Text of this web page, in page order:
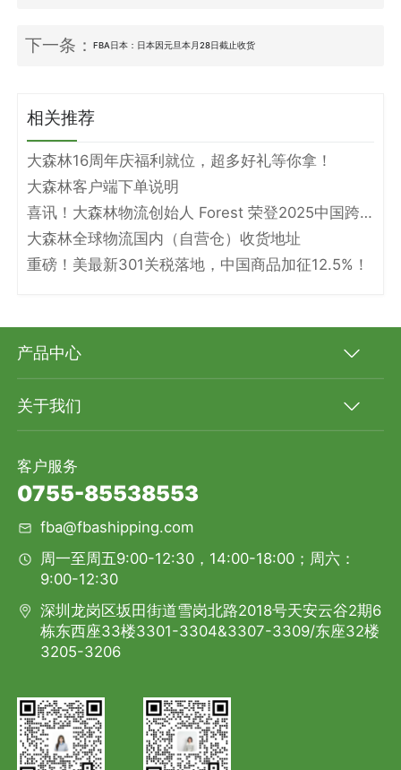
下一条：FBA日本：日本因元旦本月28日截止收货
相关推荐
大森林16周年庆福利就位，超多好礼等你拿！
大森林客户端下单说明
喜讯！大森林物流创始人 Forest 荣登2025中国跨境电商物流名人堂！
大森林全球物流国内（自营仓）收货地址
重磅！美最新301关税落地，中国商品加征12.5%！
产品中心
关于我们
客户服务
0755-85538553
fba@fbashipping.com
周一至周五9:00-12:30，14:00-18:00；周六：
9:00-12:30
深圳龙岗区坂田街道雪岗北路2018号天安云谷2期6
栋东西座33楼3301-3304&3307-3309/东座32楼
3205-3206